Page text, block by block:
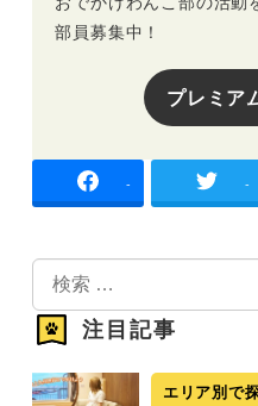
部員募集中！
プレミア
- -
索
注目記事
エリア別で